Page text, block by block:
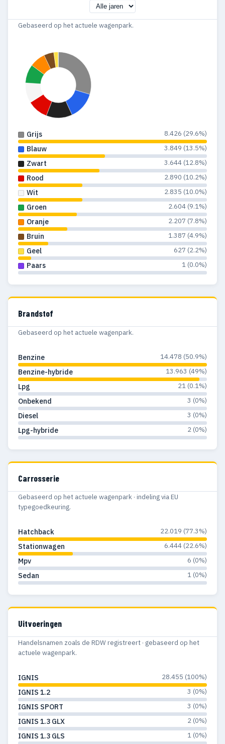
Gebaseerd op het actuele wagenpark.
Grijs 8.426 (29.6%)
Blauw 3.849 (13.5%)
Zwart 3.644 (12.8%)
Rood 2.890 (10.2%)
Wit 2.835 (10.0%)
Groen 2.604 (9.1%)
Oranje 2.207 (7.8%)
Bruin 1.387 (4.9%)
Geel 627 (2.2%)
Paars 1 (0.0%)
Brandstof
Gebaseerd op het actuele wagenpark.
Benzine 14.478 (50.9%)
Benzine-hybride 13.963 (49%)
Lpg 21 (0.1%)
Onbekend 3 (0%)
Diesel 3 (0%)
Lpg-hybride 2 (0%)
Carrosserie
Gebaseerd op het actuele wagenpark · indeling via EU
typegoedkeuring.
Hatchback 22.019 (77.3%)
Stationwagen 6.444 (22.6%)
Mpv 6 (0%)
Sedan 1 (0%)
Uitvoeringen
Handelsnamen zoals de RDW registreert · gebaseerd op het
actuele wagenpark.
IGNIS 28.455 (100%)
IGNIS 1.2 3 (0%)
IGNIS SPORT 3 (0%)
IGNIS 1.3 GLX 2 (0%)
IGNIS 1.3 GLS 1 (0%)